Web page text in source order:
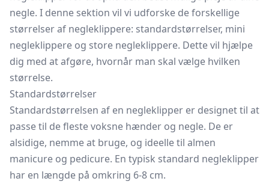
negle. I denne sektion vil vi udforske de forskellige
størrelser af negleklippere: standardstørrelser, mini
negleklippere og store negleklippere. Dette vil hjælpe
dig med at afgøre, hvornår man skal vælge hvilken
størrelse.
Standardstørrelser
Standardstørrelsen af en negleklipper er designet til at
passe til de fleste voksne hænder og negle. De er
alsidige, nemme at bruge, og ideelle til almen
manicure og pedicure. En typisk standard negleklipper
har en længde på omkring 6-8 cm.